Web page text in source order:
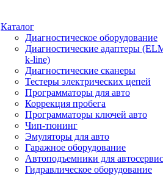
Каталог
Диагностическое оборудование
Диагностические адаптеры
k-line)
Диагностические сканеры
Тестеры электрических цепей
Программаторы для авто
Коррекция пробега
Программаторы ключей авто
Чип-тюнинг
Эмуляторы для авто
Гаражное оборудование
Автоподъемники для
Гидравлическое оборудование